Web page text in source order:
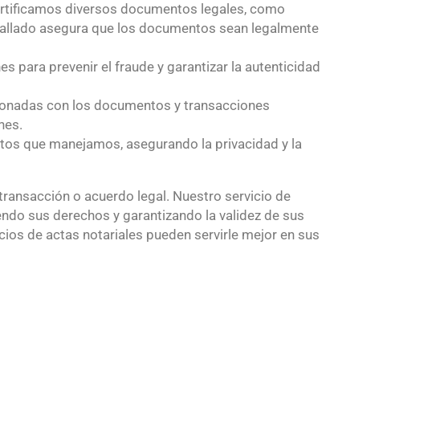
diversos documentos legales, como
asegura que los documentos sean legalmente
para prevenir el fraude y garantizar la autenticidad
con los documentos y transacciones
que manejamos, asegurando la privacidad y la
o acuerdo legal. Nuestro servicio de
sus derechos y garantizando la validez de sus
de actas notariales pueden servirle mejor en sus